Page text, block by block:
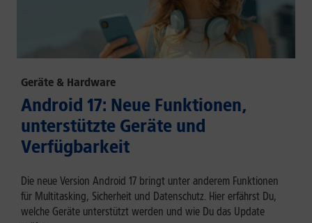
Geräte & Hardware
Android 17: Neue Funktionen,
unterstützte Geräte und
Verfügbarkeit
Die neue Version Android 17 bringt unter anderem Funktionen
für Multitasking, Sicherheit und Datenschutz. Hier erfährst Du,
welche Geräte unterstützt werden und wie Du das Update